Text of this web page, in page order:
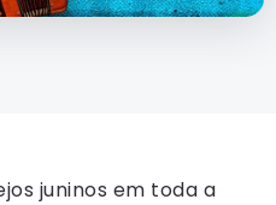
juninos em toda a